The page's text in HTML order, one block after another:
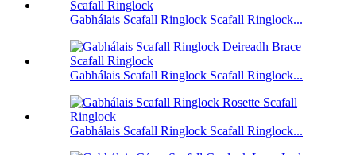
Gabhálais Scafall Ringlock Scafall Ringlock...
Gabhálais Scafall Ringlock Scafall Ringlock...
Gabhálais Scafall Ringlock Scafall Ringlock...